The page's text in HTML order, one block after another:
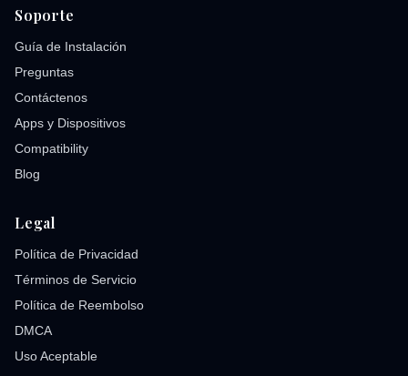
Soporte
Guía de Instalación
Preguntas
Contáctenos
Apps y Dispositivos
Compatibility
Blog
Legal
Política de Privacidad
Términos de Servicio
Política de Reembolso
DMCA
Uso Aceptable